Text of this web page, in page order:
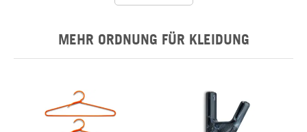
MEHR ORDNUNG FÜR KLEIDUNG